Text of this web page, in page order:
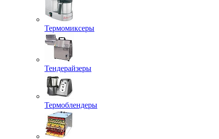
Термомиксеры
Тендерайзеры
Термоблендеры